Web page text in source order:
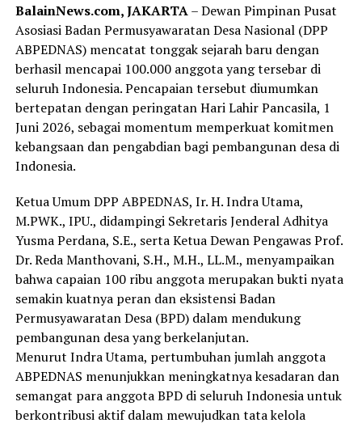
BalainNews.com, JAKARTA– Dewan Pimpinan Pusat
Asosiasi Badan Permusyawaratan Desa Nasional (DPP
ABPEDNAS) mencatat tonggak sejarah baru dengan
berhasil mencapai 100.000 anggota yang tersebar di
seluruh Indonesia. Pencapaian tersebut diumumkan
bertepatan dengan peringatan Hari Lahir Pancasila, 1
Juni 2026, sebagai momentum memperkuat komitmen
kebangsaan dan pengabdian bagi pembangunan desa di
Indonesia.
Ketua Umum DPP ABPEDNAS, Ir. H. Indra Utama,
M.PWK., IPU., didampingi Sekretaris Jenderal Adhitya
Yusma Perdana, S.E., serta Ketua Dewan Pengawas Prof.
Dr. Reda Manthovani, S.H., M.H., LL.M., menyampaikan
bahwa capaian 100 ribu anggota merupakan bukti nyata
semakin kuatnya peran dan eksistensi Badan
Permusyawaratan Desa (BPD) dalam mendukung
pembangunan desa yang berkelanjutan.
Menurut Indra Utama, pertumbuhan jumlah anggota
ABPEDNAS menunjukkan meningkatnya kesadaran dan
semangat para anggota BPD di seluruh Indonesia untuk
berkontribusi aktif dalam mewujudkan tata kelola